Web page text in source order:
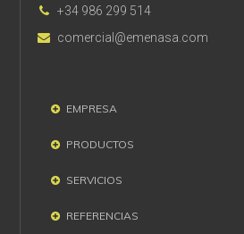
+34 986 299 514
comercial@emenasa.com
EMPRESA
PRODUCTOS
SERVICIOS
REFERENCIAS